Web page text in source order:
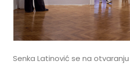
Senka Latinović se na